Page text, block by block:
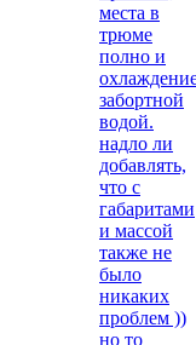
места в
трюме
полно и
забортной
водой.
надло ли
добавлять,
что с
габаритами
и массой
также не
было
никаких
проблем ))
но то